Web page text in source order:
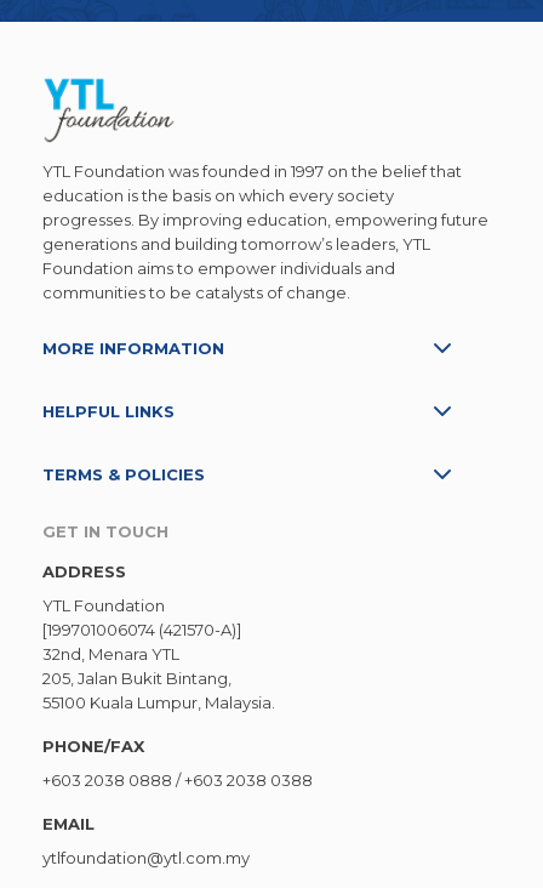
YTL Foundation was founded in 1997 on the belief that
education is the basis on which every society
progresses. By improving education, empowering future
generations and building tomorrow’s leaders, YTL
Foundation aims to empower individuals and
communities to be catalysts of change.
MORE INFORMATION
HELPFUL LINKS
TERMS & POLICIES
GET IN TOUCH
ADDRESS
YTL Foundation
[199701006074 (421570-A)]
32nd, Menara YTL
205, Jalan Bukit Bintang,
55100 Kuala Lumpur, Malaysia.
PHONE/FAX
+603 2038 0888 /+603 2038 0388
EMAIL
ytlfoundation@ytl.com.my